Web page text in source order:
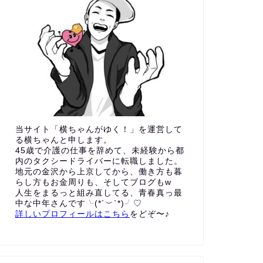
当サイト「横ちゃんがゆく！」を運営して
る横ちゃんと申します。
45歳で介護の仕事を辞めて、未経験から都
内のタクシードライバーに転職しました。
地元の金沢から上京してから、働き方も暮
らし方もお金周りも、 そしてブログもw
人生をまるっと組み直してる、青春真っ最
中な中年さんです╰(*´︶`*)╯♡
詳しいプロフィールはこちら をどぞ〜♪